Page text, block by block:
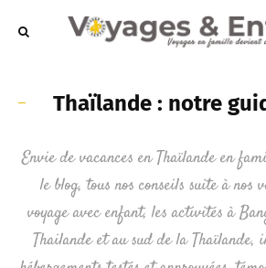
Thaïlande : notre
Envie de vacances en Thaïlande en
le blog, tous nos conseils suite à nos
voyage avec enfant, les activités à
Thailande et au sud de la Thaïlande,